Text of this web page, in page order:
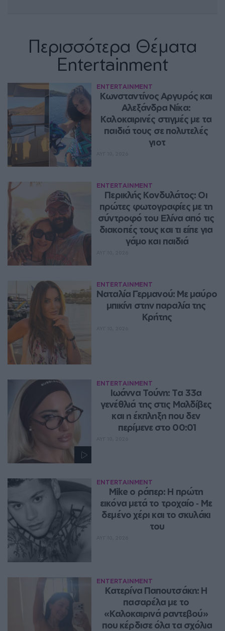
Περισσότερα Θέματα
Entertainment
ENTERTAINMENT
Κωνσταντίνος Αργυρός και
Αλεξάνδρα Νίκα:
Καλοκαιρινές στιγμές με τα
παιδιά τους σε πολυτελές
γιοτ
ENTERTAINMENT
Περικλής Κονδυλάτος: Οι
πρώτες φωτογραφίες με τη
σύντροφό του Ελίνα από τις
διακοπές τους και τι είπε για
γάμο και παιδιά
ENTERTAINMENT
Ναταλία Γερμανού: Με μαύρο
μπικίνι στην παραλία της
Κρήτης
ENTERTAINMENT
Ιωάννα Τούνη: Τα 33α
γενέθλιά της στις Μαλδίβες
και η έκπληξη που δεν
περίμενε στο 00:01
ENTERTAINMENT
Mike ο ράπερ: Η πρώτη
εικόνα μετά το τροχαίο ‑ Με
δεμένο χέρι και το σκυλάκι
του
ENTERTAINMENT
Κατερίνα Παπουτσάκη: Η
πασαρέλα με το
«Καλοκαιρινά ραντεβού»
που κέρδισε όλα τα σχόλια